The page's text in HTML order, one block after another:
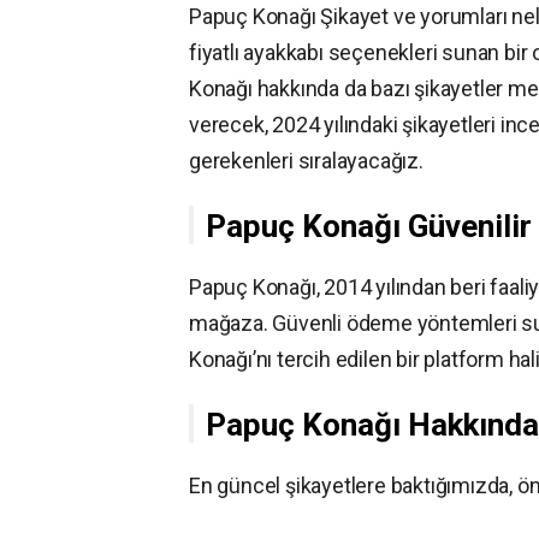
Papuç Konağı Şikayet ve yorumları
fiyatlı ayakkabı seçenekleri sunan
Konağı hakkında da bazı şikayetler
verecek, 2024 yılındaki şikayetleri
gerekenleri sıralayacağız.
Papuç Konağı
Papuç Konağı, 2014 yılından beri
mağaza. Güvenli ödeme yöntemleri
Konağı’nı tercih edilen bir platform
Papuç Konağı
En güncel şikayetlere baktığımızda,